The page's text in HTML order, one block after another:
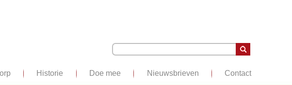
Historie Doe mee Nieuwsbrieven Contact